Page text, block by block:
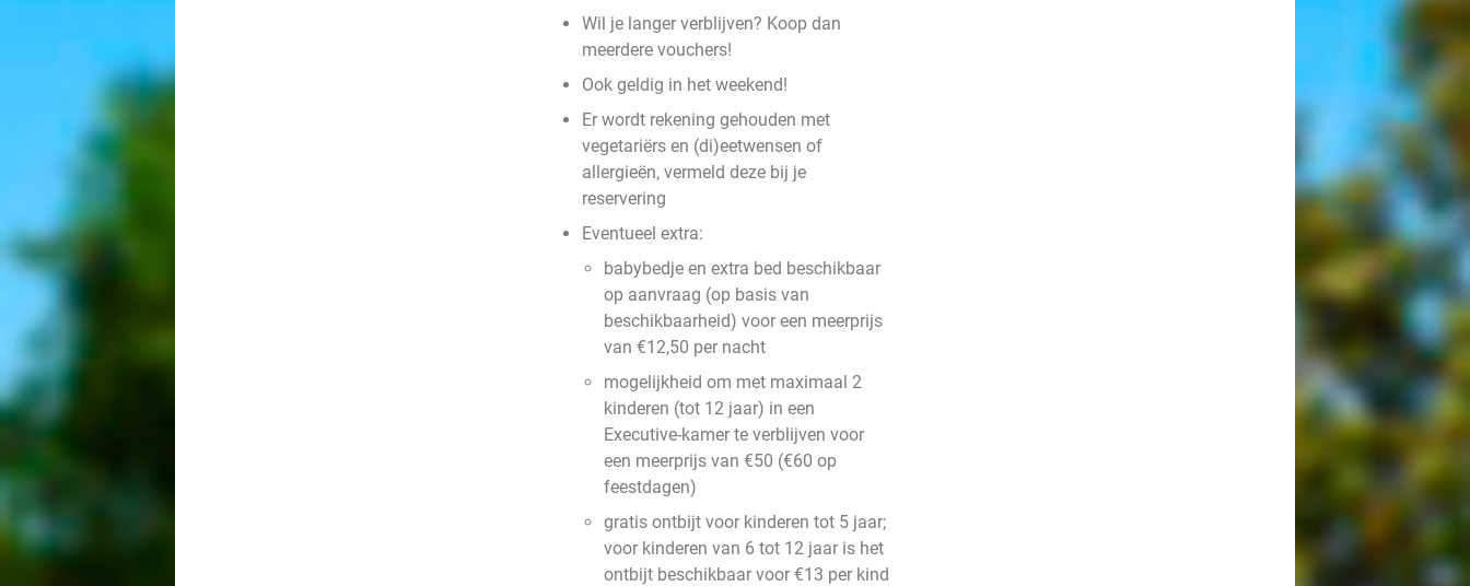
Wil je langer verblijven? Koop dan
meerdere vouchers!
Ook geldig in het weekend!
Er wordt rekening gehouden met
vegetariërs en (di)eetwensen of
allergieën, vermeld deze bij je
reservering
Eventueel extra:
babybedje en extra bed beschikbaar
op aanvraag (op basis van
beschikbaarheid) voor een meerprijs
van €12,50 per nacht
mogelijkheid om met maximaal 2
kinderen (tot 12 jaar) in een
Executive-kamer te verblijven voor
een meerprijs van €50 (€60 op
feestdagen)
gratis ontbijt voor kinderen tot 5 jaar;
voor kinderen van 6 tot 12 jaar is het
ontbijt beschikbaar voor €13 per kind